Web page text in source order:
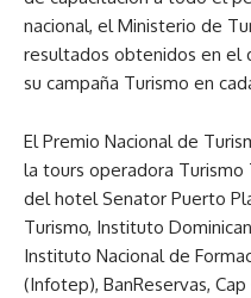
nacional, el Ministerio de
resultados obtenidos en el
su campaña Turismo en
El Premio Nacional de
la tours operadora
del hotel Senator Puerto
Turismo, Instituto
Instituto Nacional de
(Infotep), BanReservas, Cap